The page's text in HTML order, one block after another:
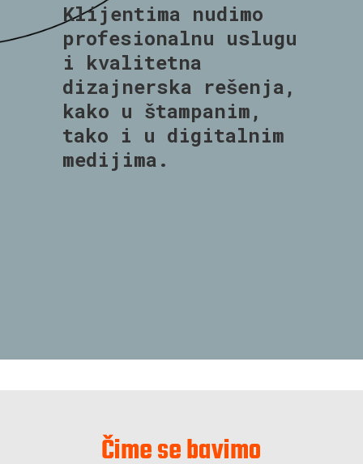
Klijentima nudimo
profesionalnu uslugu
i kvalitetna
dizajnerska rešenja,
kako u štampanim,
tako i u digitalnim
medijima.
Čime se bavimo